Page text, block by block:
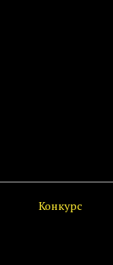
Конкурс